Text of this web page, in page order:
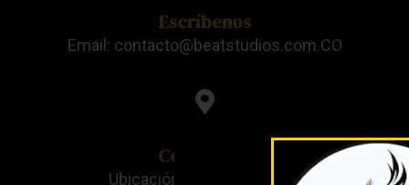
Escríbenos
Email: contacto@beatstudios.com.CO
Conócenos
Ubicación: Itagüi-Antioquia